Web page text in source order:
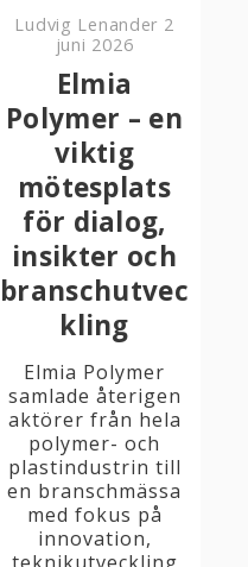
Ludvig Lenander 2
juni 2026
Elmia
Polymer – en
viktig
mötesplats
för dialog,
insikter och
branschutvec
kling
Elmia Polymer
samlade återigen
aktörer från hela
polymer- och
plastindustrin till
en branschmässa
med fokus på
innovation,